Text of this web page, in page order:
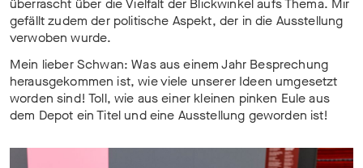
überrascht über die Vielfalt der Blickwinkel aufs Thema. Mir
gefällt zudem der politische Aspekt, der in die Ausstellung
verwoben wurde.
Mein lieber Schwan: Was aus einem Jahr Besprechung
herausgekommen ist, wie viele unserer Ideen umgesetzt
worden sind! Toll, wie aus einer kleinen pinken Eule aus
dem Depot ein Titel und eine Ausstellung geworden ist!